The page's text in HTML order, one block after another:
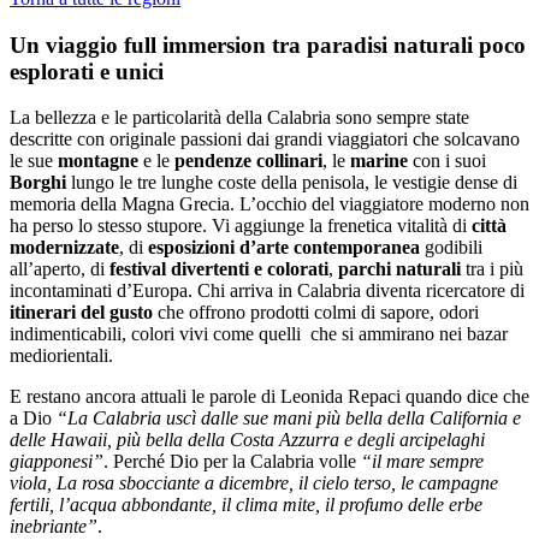
Un viaggio full immersion tra paradisi naturali poco
esplorati e unici
La bellezza e le particolarità della Calabria sono sempre state
descritte con originale passioni dai grandi viaggiatori che solcavano
le sue montagne e le pendenze collinari, le marine con i suoi
Borghi lungo le tre lunghe coste della penisola, le vestigie dense di
memoria della Magna Grecia. L’occhio del viaggiatore moderno non
ha perso lo stesso stupore. Vi aggiunge la frenetica vitalità di città
modernizzate, di esposizioni d’arte contemporanea godibili
all’aperto, di festival divertenti e colorati, parchi naturali tra i più
incontaminati d’Europa. Chi arriva in Calabria diventa ricercatore di
itinerari del gusto che offrono prodotti colmi di sapore, odori
indimenticabili, colori vivi come quelli che si ammirano nei bazar
mediorientali.
E restano ancora attuali le parole di Leonida Repaci quando dice che
a Dio “La Calabria uscì dalle sue mani più bella della California e
delle Hawaii, più bella della Costa Azzurra e degli arcipelaghi
giapponesi”. Perché Dio per la Calabria volle “il mare sempre
viola, La rosa sbocciante a dicembre, il cielo terso, le campagne
fertili, l’acqua abbondante, il clima mite, il profumo delle erbe
inebriante”.